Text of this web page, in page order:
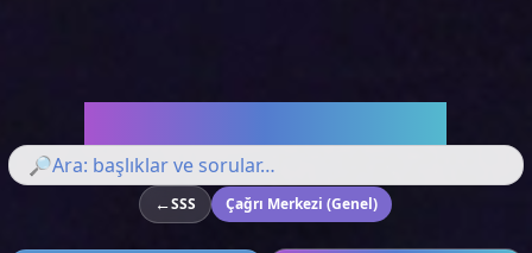
🔎
←SSS Çağrı Merkezi (Genel)